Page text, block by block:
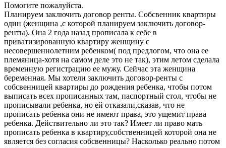
Помогите пожалуйста.
Планируем заключить договор ренты. Собсвенник квартиры
один (женщина ,с которой планируем заключить договор-
ренты). Она 2 года назад прописала к себе в
приватизированную квартиру женщину с
несовершеннолетним ребенком( под предлогом, что она ее
племяница-хотя на самом деле это не так), этим летом сделала
временную регистрацию ее мужу. Сейчас эта женщина
беременная. Мы хотели заключить договор-ренты с
собсвенницей квартиры до рождения ребенка, чтобы потом
выписать всех прописанных там, паспортный стол, чтобы не
прописывали ребенка, но ей отказали,сказав, что не
прописать ребенка они не имеют права, это ущемит права
ребенка. Действительно ли это так? Имеет ли право мать
прописать ребенка в квартиру,собственницей которой она не
является без согласия собсвенницы? Насколько реально потом